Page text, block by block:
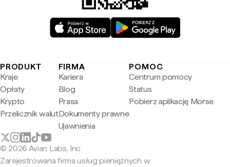
PRODUKT
Kraje
Opłaty
Krypto
Przelicznik walut
FIRMA
Kariera
Blog
Prasa
Dokumenty prawne
Ujawnienia
POMOC
Centrum pomocy
Status
Pobierz aplikację Morse
© 2026 Avian Labs, Inc
Zarejestrowana firma usług pieniężnych w